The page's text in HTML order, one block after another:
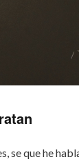
se que he